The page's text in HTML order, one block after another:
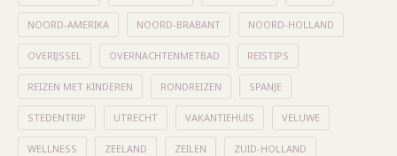
NOORD-AMERIKA NOORD-BRABANT NOORD-HOLLAND
OVERIJSSEL OVERNACHTENMETBAD REISTIPS
REIZEN MET KINDEREN RONDREIZEN SPANJE
STEDENTRIP UTRECHT VAKANTIEHUIS VELUWE
WELLNESS ZEELAND ZEILEN ZUID-HOLLAND